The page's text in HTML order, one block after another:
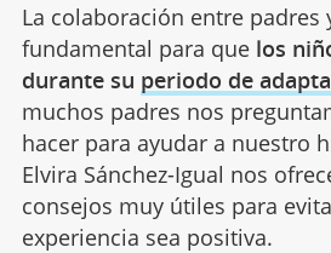
La colaboración entre padres
fundamental para que los
durante su periodo de
muchos padres nos
hacer para ayudar a nuestro
Elvira Sánchez-Igual nos
consejos muy útiles para
experiencia sea positiva.